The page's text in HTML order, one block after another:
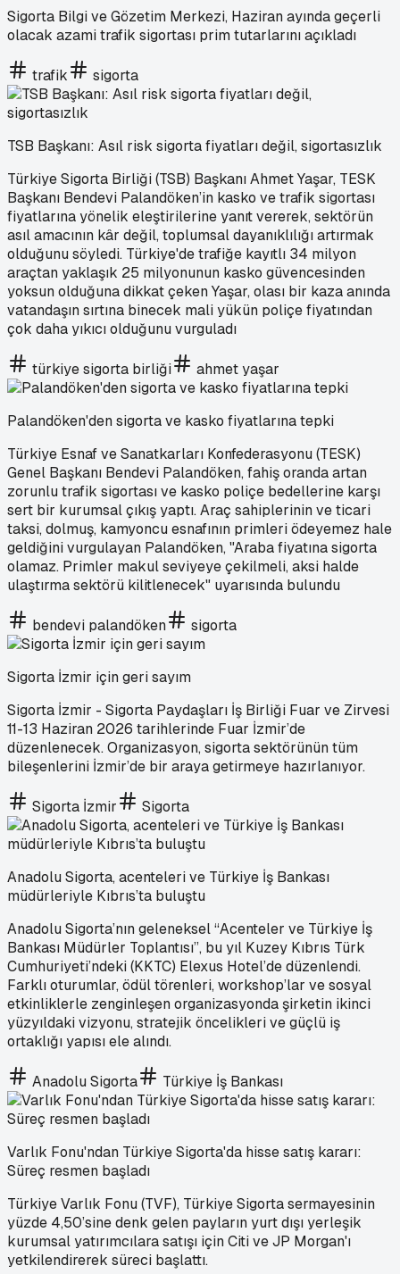
Sigorta Bilgi ve Gözetim Merkezi, Haziran ayında geçerli
olacak azami trafik sigortası prim tutarlarını açıkladı
trafik sigorta
TSB Başkanı: Asıl risk sigorta fiyatları değil, sigortasızlık
Türkiye Sigorta Birliği (TSB) Başkanı Ahmet Yaşar, TESK
Başkanı Bendevi Palandöken’in kasko ve trafik sigortası
fiyatlarına yönelik eleştirilerine yanıt vererek, sektörün
asıl amacının kâr değil, toplumsal dayanıklılığı artırmak
olduğunu söyledi. Türkiye'de trafiğe kayıtlı 34 milyon
araçtan yaklaşık 25 milyonunun kasko güvencesinden
yoksun olduğuna dikkat çeken Yaşar, olası bir kaza anında
vatandaşın sırtına binecek mali yükün poliçe fiyatından
çok daha yıkıcı olduğunu vurguladı
türkiye sigorta birliği ahmet yaşar
Palandöken'den sigorta ve kasko fiyatlarına tepki
Türkiye Esnaf ve Sanatkarları Konfederasyonu (TESK)
Genel Başkanı Bendevi Palandöken, fahiş oranda artan
zorunlu trafik sigortası ve kasko poliçe bedellerine karşı
sert bir kurumsal çıkış yaptı. Araç sahiplerinin ve ticari
taksi, dolmuş, kamyoncu esnafının primleri ödeyemez hale
geldiğini vurgulayan Palandöken, "Araba fiyatına sigorta
olamaz. Primler makul seviyeye çekilmeli, aksi halde
ulaştırma sektörü kilitlenecek" uyarısında bulundu
bendevi palandöken sigorta
Sigorta İzmir için geri sayım
Sigorta İzmir - Sigorta Paydaşları İş Birliği Fuar ve Zirvesi
11-13 Haziran 2026 tarihlerinde Fuar İzmir’de
düzenlenecek. Organizasyon, sigorta sektörünün tüm
bileşenlerini İzmir’de bir araya getirmeye hazırlanıyor.
Sigorta İzmir Sigorta
Anadolu Sigorta, acenteleri ve Türkiye İş Bankası
müdürleriyle Kıbrıs’ta buluştu
Anadolu Sigorta’nın geleneksel “Acenteler ve Türkiye İş
Bankası Müdürler Toplantısı”, bu yıl Kuzey Kıbrıs Türk
Cumhuriyeti’ndeki (KKTC) Elexus Hotel’de düzenlendi.
Farklı oturumlar, ödül törenleri, workshop’lar ve sosyal
etkinliklerle zenginleşen organizasyonda şirketin ikinci
yüzyıldaki vizyonu, stratejik öncelikleri ve güçlü iş
ortaklığı yapısı ele alındı.
Anadolu Sigorta Türkiye İş Bankası
Varlık Fonu'ndan Türkiye Sigorta'da hisse satış kararı:
Süreç resmen başladı
Türkiye Varlık Fonu (TVF), Türkiye Sigorta sermayesinin
yüzde 4,50’sine denk gelen payların yurt dışı yerleşik
kurumsal yatırımcılara satışı için Citi ve JP Morgan'ı
yetkilendirerek süreci başlattı.